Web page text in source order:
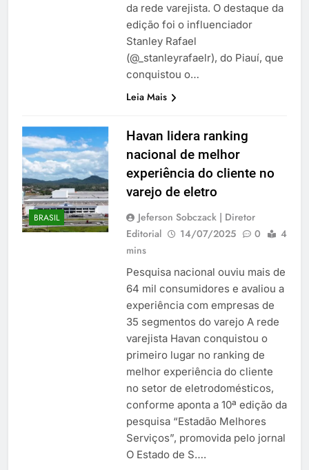
da rede varejista. O destaque da
edição foi o influenciador
Stanley Rafael
(@_stanleyrafaelr), do Piauí, que
conquistou o…
Leia Mais
BRASIL
Havan lidera ranking
nacional de melhor
experiência do cliente no
varejo de eletro
Jeferson Sobczack | Diretor
Editorial
14/07/2025 0
4
mins
Pesquisa nacional ouviu mais de
64 mil consumidores e avaliou a
experiência com empresas de
35 segmentos do varejo A rede
varejista Havan conquistou o
primeiro lugar no ranking de
melhor experiência do cliente
no setor de eletrodomésticos,
conforme aponta a 10ª edição da
pesquisa “Estadão Melhores
Serviços”, promovida pelo jornal
O Estado de S….